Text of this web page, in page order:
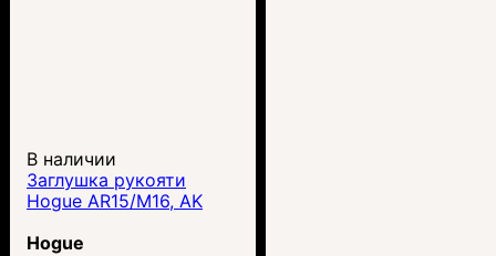
В наличии
Заглушка рукояти
Hogue AR15/M16, AK
Hogue